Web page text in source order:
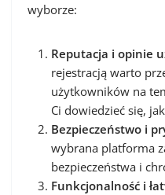
wyborze:
Reputacja i opinie
rejestracją warto
użytkowników na
Ci dowiedzieć się,
Bezpieczeństwo i
wybrana platforma
bezpieczeństwa i
Funkcjonalność i